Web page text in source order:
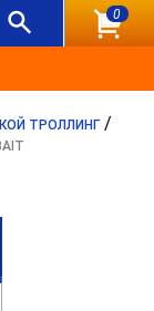
0
ТРОЛЛИНГ /